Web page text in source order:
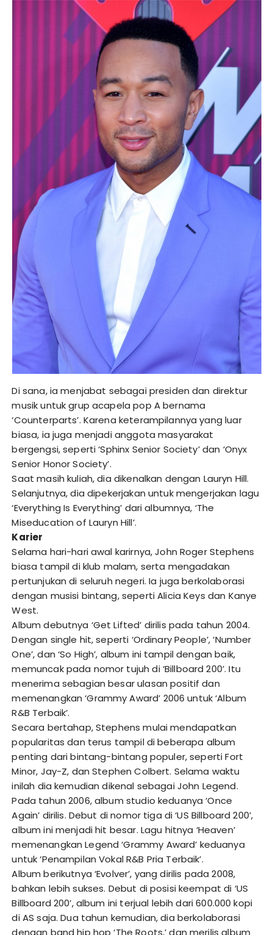
Di sana, ia menjabat sebagai presiden dan direktur
musik untuk grup acapela pop A bernama
‘Counterparts’. Karena keterampilannya yang luar
biasa, ia juga menjadi anggota masyarakat
bergengsi, seperti ‘Sphinx Senior Society’ dan ‘Onyx
Senior Honor Society’.
Saat masih kuliah, dia dikenalkan dengan Lauryn Hill.
Selanjutnya, dia dipekerjakan untuk mengerjakan lagu
‘Everything Is Everything’ dari albumnya, ‘The
Miseducation of Lauryn Hill’.
Karier
Selama hari-hari awal karirnya, John Roger Stephens
biasa tampil di klub malam, serta mengadakan
pertunjukan di seluruh negeri. Ia juga berkolaborasi
dengan musisi bintang, seperti Alicia Keys dan Kanye
West.
Album debutnya ‘Get Lifted’ dirilis pada tahun 2004.
Dengan single hit, seperti ‘Ordinary People’, ‘Number
One’, dan ‘So High’, album ini tampil dengan baik,
memuncak pada nomor tujuh di ‘Billboard 200’. Itu
menerima sebagian besar ulasan positif dan
memenangkan ‘Grammy Award’ 2006 untuk ‘Album
R&B Terbaik’.
Secara bertahap, Stephens mulai mendapatkan
popularitas dan terus tampil di beberapa album
penting dari bintang-bintang populer, seperti Fort
Minor, Jay-Z, dan Stephen Colbert. Selama waktu
inilah dia kemudian dikenal sebagai John Legend.
Pada tahun 2006, album studio keduanya ‘Once
Again’ dirilis. Debut di nomor tiga di ‘US Billboard 200’,
album ini menjadi hit besar. Lagu hitnya ‘Heaven’
memenangkan Legend ‘Grammy Award’ keduanya
untuk ‘Penampilan Vokal R&B Pria Terbaik’.
Album berikutnya ‘Evolver’, yang dirilis pada 2008,
bahkan lebih sukses. Debut di posisi keempat di ‘US
Billboard 200’, album ini terjual lebih dari 600.000 kopi
di AS saja. Dua tahun kemudian, dia berkolaborasi
dengan band hip hop ‘The Roots,’ dan merilis album